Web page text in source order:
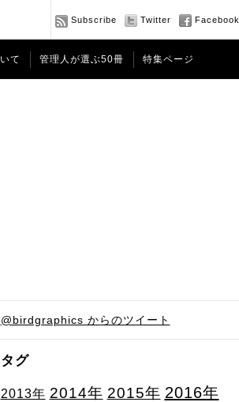
Subscribe Twitter Facebook
て 管理人が選ぶ50冊 特集ページ
@birdgraphics からのツイート
タグ
2013年 2014年 2015年 2016年